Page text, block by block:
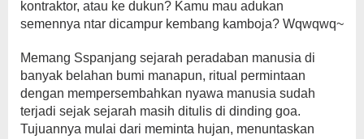
kontraktor, atau ke dukun? Kamu mau adukan
semennya ntar dicampur kembang kamboja? Wqwqwq~
Memang Sspanjang sejarah peradaban manusia di
banyak belahan bumi manapun, ritual permintaan
dengan mempersembahkan nyawa manusia sudah
terjadi sejak sejarah masih ditulis di dinding goa.
Tujuannya mulai dari meminta hujan, menuntaskan